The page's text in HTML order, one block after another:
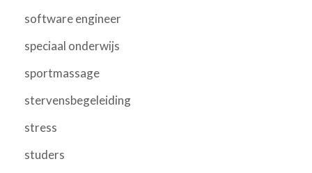
software engineer
speciaal onderwijs
sportmassage
stervensbegeleiding
stress
studers